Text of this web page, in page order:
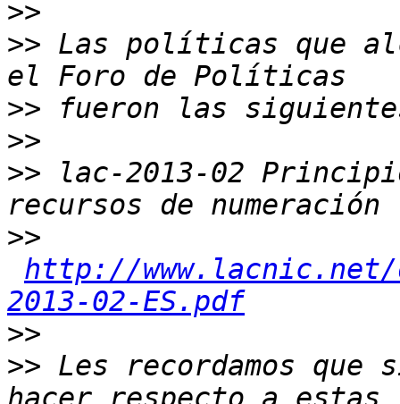
>>
>> Las políticas que
>>
>>
>> lac-2013-02
>>
http://www.lacnic.net/
2013-02-ES.pdf
>>
>> Les recordamos que